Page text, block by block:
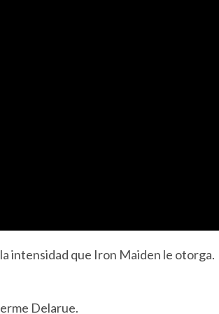
intensidad que Iron Maiden le otorga.
Delarue.